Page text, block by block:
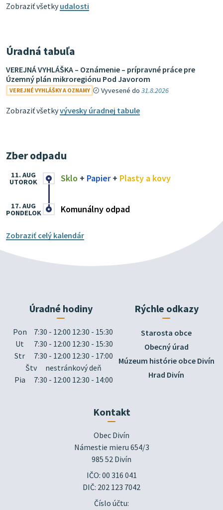
Zobraziť všetkyudalosti
Úradná tabuľa
VEREJNÁ VYHLÁŠKA – Oznámenie – prípravné práce pre
Územný plán mikroregiónu Pod Javorom
VEREJNÉ VYHLÁŠKY A OZNAMY Vyvesené do31.8.2026
Zobraziť všetkyvývesky úradnej tabule
Zber odpadu
Sklo + Papier+ Plasty a kovy
11. AUG
UTOROK
Komunálny odpad
17. AUG
PONDELOK
Zobraziť celý kalendár
Úradné hodiny
Pon
7:30 - 12:00 12:30 - 15:30
Ut
7:30 - 12:00 12:30 - 15:30
Str
7:30 - 12:00 12:30 - 17:00
Štv
nestránkový deň
Pia
7:30 - 12:00 12:30 - 14:00
Rýchle odkazy
Starosta obce
Obecný úrad
Múzeum histórie obce Divín
Hrad Divín
Kontakt
Obec Divín
Námestie mieru 654/3
985 52 Divín
IČO: 00 316 041
DIČ: 202 123 7042
Číslo účtu: